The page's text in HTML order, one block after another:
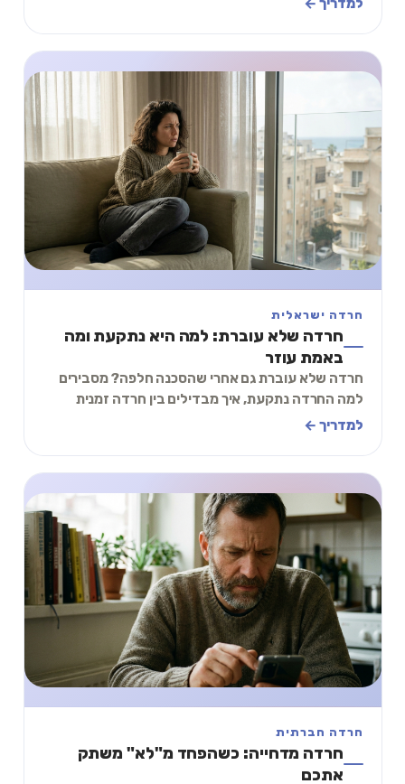
למדריך ←
חרדה ישראלית
חרדה שלא עוברת: למה היא נתקעת ומה
באמת עוזר
חרדה שלא עוברת גם אחרי שהסכנה חלפה? מסבירים
למה החרדה נתקעת, איך מבדילים בין חרדה זמנית
לכרונית, ותרגיל של דקותיים שמתחיל להרגיע כבר עכשיו.
למדריך ←
חרדה חברתית
חרדה מדחייה: כשהפחד מ"לא" משתק
אתכם